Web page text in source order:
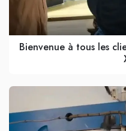
Bienvenue à tous les